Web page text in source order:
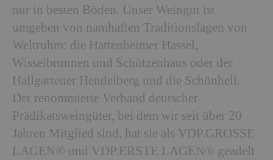
nur in besten Böden. Unser Weingut ist
umgeben von namhaften Traditionslagen von
Weltruhm: die Hattenheimer Hassel,
Wisselbrunnen und Schützenhaus oder der
Hallgartener Hendelberg und die Schönhell.
Der renommierte Verband deutscher
Prädikatsweingüter, bei dem wir seit über 20
Jahren Mitglied sind, hat sie als VDP.GROSSE
LAGEN® und VDP.ERSTE LAGEN® geadelt